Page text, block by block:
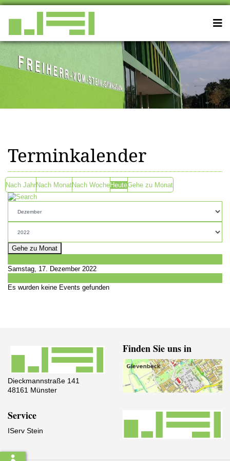
Terminkalender
Nach JahrNach MonatNach WocheHeuteGehe zu Monat
Gehe zu Monat
Samstag, 17. Dezember 2022
Es wurden keine Events gefunden
Dieckmannstraße 141
48161 Münster
Finden Sie uns in
Service
IServ Stein